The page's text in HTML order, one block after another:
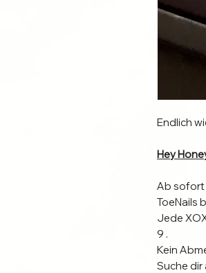
Endlich
Hey
Ab sofort
ToeNails
Jede
9 .
Kein
Suche